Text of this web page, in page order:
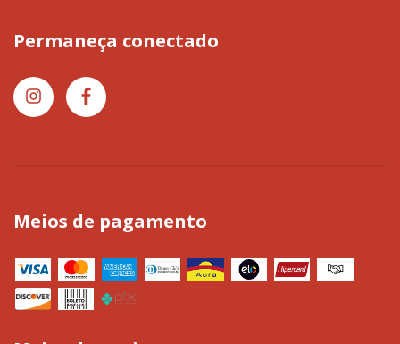
Permaneça conectado
Meios de pagamento